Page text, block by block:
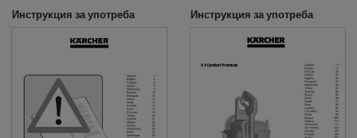
Инструкция за употреба Инструкция за употреба